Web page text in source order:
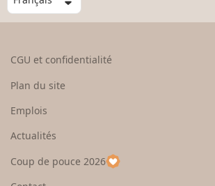
o
e
u
p
a
CGU et confidentialité
Plan du site
Emplois
Actualités
Coup de pouce 2026